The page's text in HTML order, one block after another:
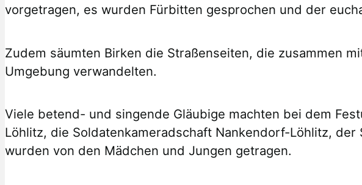
vorgetragen, es wurden Fürbitten gesprochen und der
Zudem säumten Birken die Straßenseiten, die zusammen
Umgebung verwandelten.
Viele betend- und singende Gläubige machten bei dem
Löhlitz, die Soldatenkameradschaft Nankendorf-Löhlitz,
wurden von den Mädchen und Jungen getragen.